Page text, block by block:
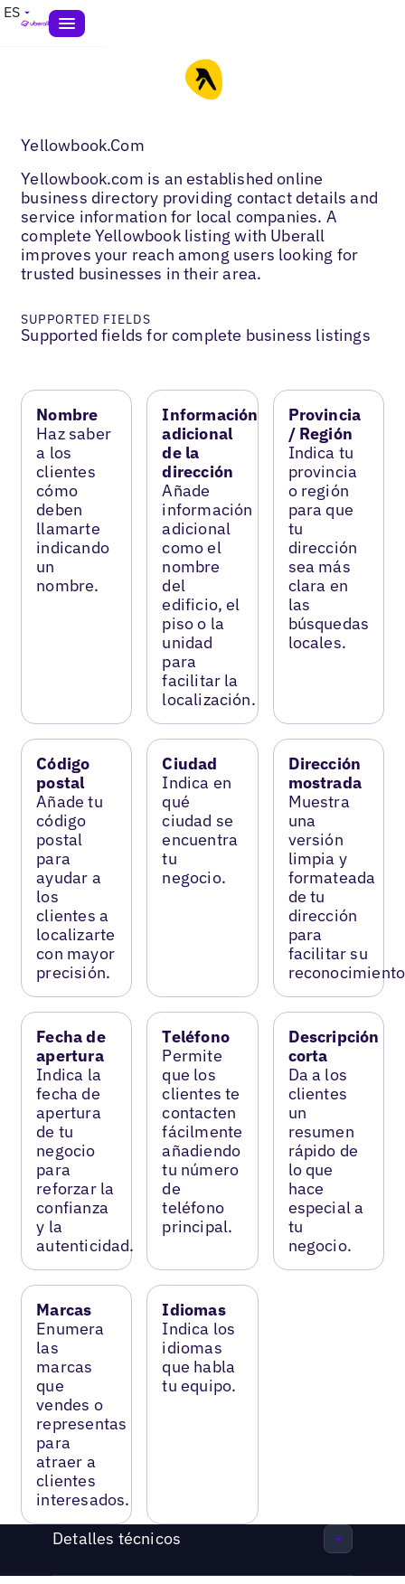
ES
Yellowbook.Com
Yellowbook.com is an established online
business directory providing contact details and
service information for local companies. A
complete Yellowbook listing with Uberall
improves your reach among users looking for
trusted businesses in their area.
SUPPORTED FIELDS
Supported fields for complete business listings
Nombre
Haz saber
a los
clientes
cómo
deben
llamarte
indicando
un
nombre.
Información
adicional
de la
dirección
Añade
información
adicional
como el
nombre
del
edificio, el
piso o la
unidad
para
facilitar la
localización.
Provincia
/ Región
Indica tu
provincia
o región
para que
tu
dirección
sea más
clara en
las
búsquedas
locales.
Código
postal
Añade tu
código
postal
para
ayudar a
los
clientes a
localizarte
con mayor
precisión.
Ciudad
Indica en
qué
ciudad se
encuentra
tu
negocio.
Dirección
mostrada
Muestra
una
versión
limpia y
formateada
de tu
dirección
para
facilitar su
Fecha de
apertura
Indica la
fecha de
apertura
de tu
negocio
para
reforzar la
confianza
y la
autenticidad.
Teléfono
Permite
que los
clientes te
contacten
fácilmente
añadiendo
tu número
de
teléfono
principal.
Descripción
corta
Da a los
clientes
un
resumen
rápido de
lo que
hace
especial a
tu
negocio.
Marcas
Enumera
las
marcas
que
vendes o
representas
para
atraer a
clientes
interesados.
Idiomas
Indica los
idiomas
que habla
tu equipo.
Detalles técnicos